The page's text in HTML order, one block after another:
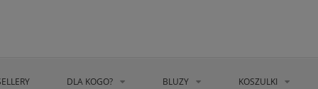
DLA KOGO? BLUZY KOSZULKI